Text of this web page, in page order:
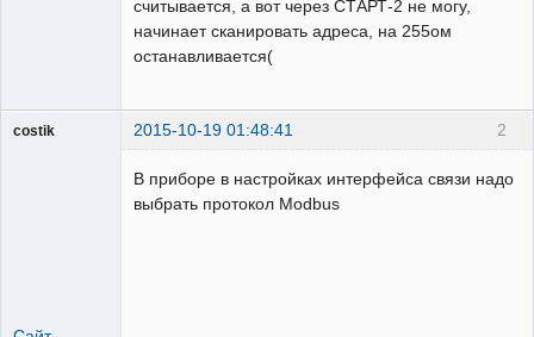
считывается, а вот через СТАРТ-2 не могу,
начинает сканировать адреса, на 255ом
останавливается(
2
costik 2015-10-19 01:48:41
В приборе в настройках интерфейса связи надо
выбрать протокол Modbus